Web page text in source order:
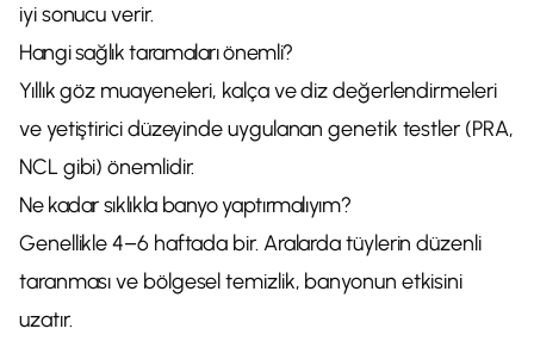
iyi sonucu verir.
Hangi sağlık taramaları önemli?
Yıllık göz muayeneleri, kalça ve diz değerlendirmeleri
ve yetiştirici düzeyinde uygulanan genetik testler (PRA,
NCL gibi) önemlidir.
Ne kadar sıklıkla banyo yaptırmalıyım?
Genellikle 4–6 haftada bir. Aralarda tüylerin düzenli
taranması ve bölgesel temizlik, banyonun etkisini
uzatır.